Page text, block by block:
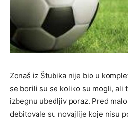
Zonaš iz Štubika nije bio u
se borili su se koliko su mogli, ali
izbegnu ubedljiv poraz. Pred
debitovale su novajlije koje nisu